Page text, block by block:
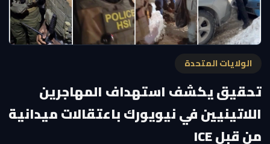
الولايات المتحدة
تحقيق يكشف استهداف المهاجرين
اللاتينيين في نيويورك باعتقالات ميدانية
من قبل ICE